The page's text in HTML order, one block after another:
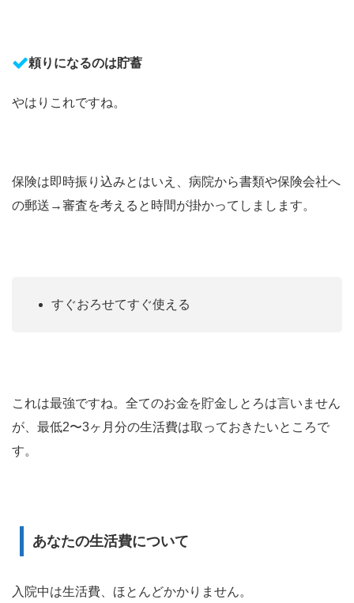
頼りになるのは貯蓄
やはりこれですね。
保険は即時振り込みとはいえ、病院から書類や保険会社へ
の郵送→審査を考えると時間が掛かってしまします。
すぐおろせてすぐ使える
これは最強ですね。全てのお金を貯金しとろは言いません
が、最低2〜3ヶ月分の生活費は取っておきたいところで
す。
あなたの生活費について
入院中は生活費、ほとんどかかりません。